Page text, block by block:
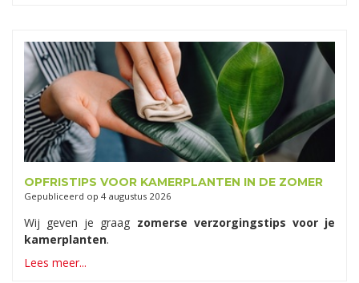
OPFRISTIPS VOOR KAMERPLANTEN IN DE ZOMER
Gepubliceerd op 4 augustus 2026
Wij geven je graag zomerse verzorgingstips voor je
kamerplanten.
Lees meer...